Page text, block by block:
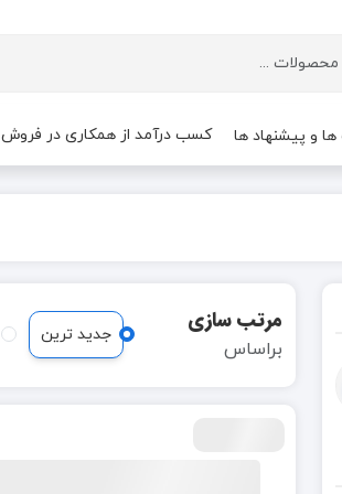
و پیشنهاد ها کسب درآمد از همکاری در فروش
مرتب سازی
براساس
جدید ترین